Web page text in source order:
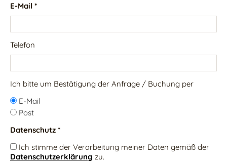
E-Mail *
Telefon
Ich bitte um Bestätigung der Anfrage / Buchung per
E-Mail
Post
Datenschutz *
Ich stimme der Verarbeitung meiner Daten gemäß der
Datenschutzerklärung zu.